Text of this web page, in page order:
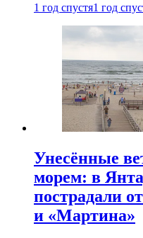
1 год спустя1 год
Унесённые
морем: в
пострадали
и «Мартина»